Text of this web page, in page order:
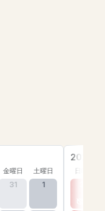
金曜日 土曜日
31 1
2026年
日曜日